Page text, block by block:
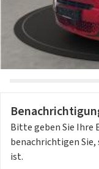
Bitte geben Sie Ihre
benachrichtigen Sie,
ist.